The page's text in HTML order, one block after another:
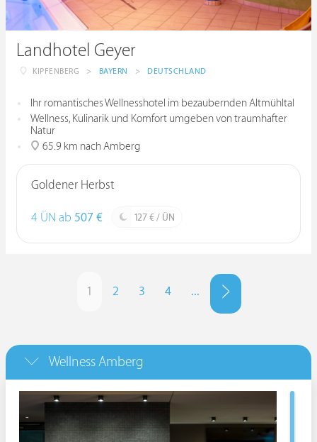
Landhotel Geyer
KIPFENBERG > BAYERN > DEUTSCHLAND
Ihr romantisches Wellnesshotel im bezaubernden Altmühltal
Wellness, Kulinarik und Komfort umgeben von traumhafter
Natur
65.9 km nach Amberg
Goldener Herbst
4 ÜN ab 507 € 127 € / ÜN
1 2 3 4 ...
Wellness Amberg